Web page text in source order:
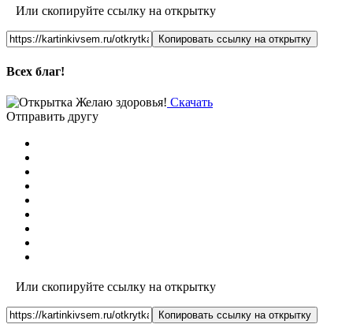
Или скопируйте ссылку на открытку
Копировать ссылку на открытку
Всех благ!
Скачать
Отправить другу
Или скопируйте ссылку на открытку
Копировать ссылку на открытку